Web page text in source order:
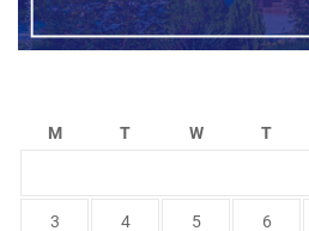
M T W T
3 4 5 6